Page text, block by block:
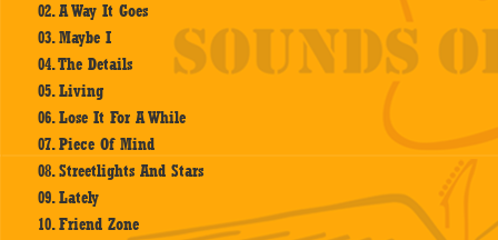
02. A Way It Goes
03. Maybe I
04. The Details
05. Living
06. Lose It For A While
07. Piece Of Mind
08. Streetlights And Stars
09. Lately
10. Friend Zone